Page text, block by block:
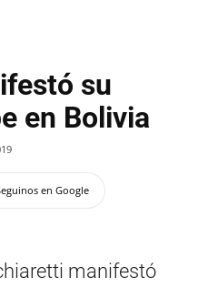
su
en Bolivia
en Google
manifestó